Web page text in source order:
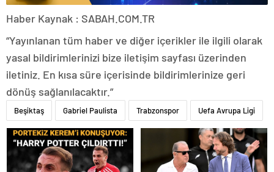
Haber Kaynak : SABAH.COM.TR
“Yayınlanan tüm haber ve diğer içerikler ile ilgili olarak
yasal bildirimlerinizi bize iletişim sayfası üzerinden
iletiniz. En kısa süre içerisinde bildirimlerinize geri
dönüş sağlanılacaktır.”
Beşiktaş Gabriel Paulista Trabzonspor Uefa Avrupa Ligi